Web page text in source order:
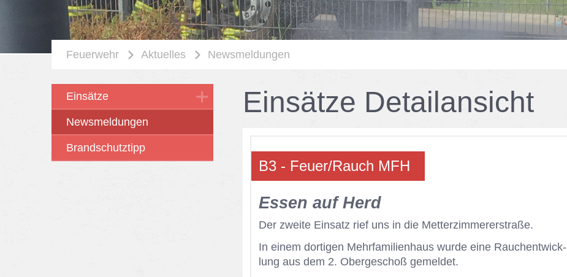
Feuerwehr Aktuelles Newsmeldungen
Einsätze
Newsmeldungen
Brandschutztipp
Ein­sät­ze De­tail­an­sicht
B3 - Feu­er/​Rauch MFH
Es­sen auf Herd
Der zwei­te Ein­satz rief uns in die Met­ter­zim­me­rer­stra­ße.
In ei­nem dor­ti­gen Mehr­fa­mi­li­en­haus wur­de eine Rauch­ent­wick­
lung aus dem 2. Ober­ge­schoß ge­mel­det.